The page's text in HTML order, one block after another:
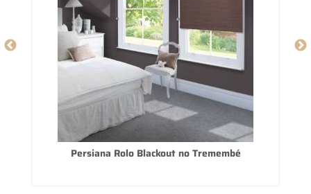
Persiana Rolo Blackout no Tremembé